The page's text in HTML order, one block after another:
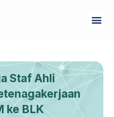
Staf Ahli
ke BLK